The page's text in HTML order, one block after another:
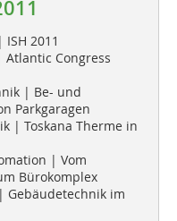
2011
Atlantic Congress
| Be- und
Parkgaragen
| Toskana Therme in
| Vom
Bürokomplex
Gebäudetechnik im